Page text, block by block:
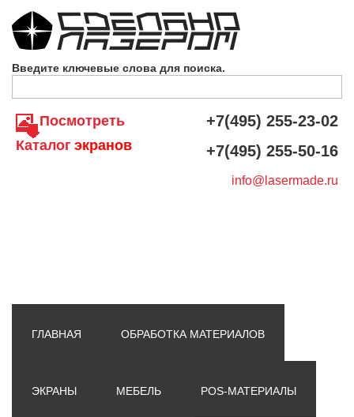
Введите ключевые слова для поиска.
Посмотреть
Каталог экранов
+7(495) 255-23-02
+7(495) 255-50-16
info@lasermade.ru
ГЛАВНАЯ ОБРАБОТКА МАТЕРИАЛОВ
ЭКРАНЫ МЕБЕЛЬ POS-МАТЕРИАЛЫ